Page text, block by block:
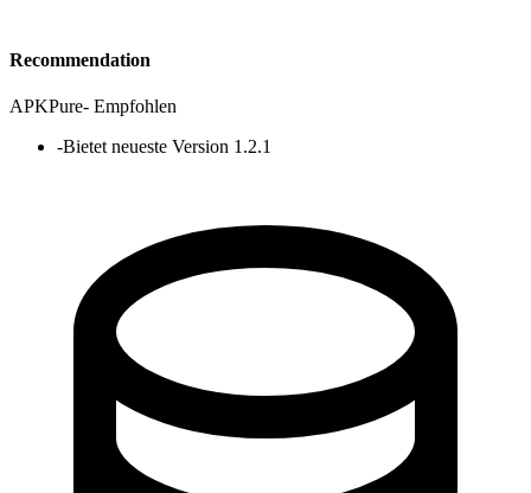
Recommendation
APKPure- Empfohlen
-Bietet neueste Version 1.2.1